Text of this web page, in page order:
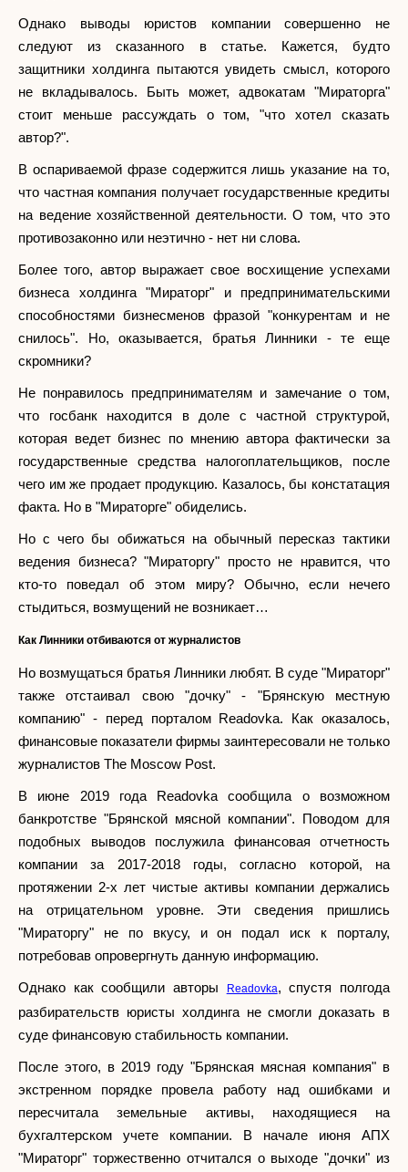
Однако выводы юристов компании совершенно не
следуют из сказанного в статье. Кажется, будто
защитники холдинга пытаются увидеть смысл, которого
не вкладывалось. Быть может, адвокатам "Мираторга"
стоит меньше рассуждать о том, "что хотел сказать
автор?".
В оспариваемой фразе содержится лишь указание на то,
что частная компания получает государственные кредиты
на ведение хозяйственной деятельности. О том, что это
противозаконно или неэтично - нет ни слова.
Более того, автор выражает свое восхищение успехами
бизнеса холдинга "Мираторг" и предпринимательскими
способностями бизнесменов фразой "конкурентам и не
снилось". Но, оказывается, братья Линники - те еще
скромники?
Не понравилось предпринимателям и замечание о том,
что госбанк находится в доле с частной структурой,
которая ведет бизнес по мнению автора фактически за
государственные средства налогоплательщиков, после
чего им же продает продукцию. Казалось, бы констатация
факта. Но в "Мираторге" обиделись.
Но с чего бы обижаться на обычный пересказ тактики
ведения бизнеса? "Мираторгу" просто не нравится, что
кто-то поведал об этом миру? Обычно, если нечего
стыдиться, возмущений не возникает…
Как Линники отбиваются от журналистов
Но возмущаться братья Линники любят. В суде "Мираторг"
также отстаивал свою "дочку" - "Брянскую местную
компанию" - перед порталом Readovka. Как оказалось,
финансовые показатели фирмы заинтересовали не только
журналистов The Moscow Post.
В июне 2019 года Readovka сообщила о возможном
банкротстве "Брянской мясной компании". Поводом для
подобных выводов послужила финансовая отчетность
компании за 2017-2018 годы, согласно которой, на
протяжении 2-х лет чистые активы компании держались
на отрицательном уровне. Эти сведения пришлись
"Мираторгу" не по вкусу, и он подал иск к порталу,
потребовав опровергнуть данную информацию.
Однако как сообщили авторы Readovka, спустя полгода
разбирательств юристы холдинга не смогли доказать в
суде финансовую стабильность компании.
После этого, в 2019 году "Брянская мясная компания" в
экстренном порядке провела работу над ошибками и
пересчитала земельные активы, находящиеся на
бухгалтерском учете компании. В начале июня АПХ
"Мираторг" торжественно отчитался о выходе "дочки" из